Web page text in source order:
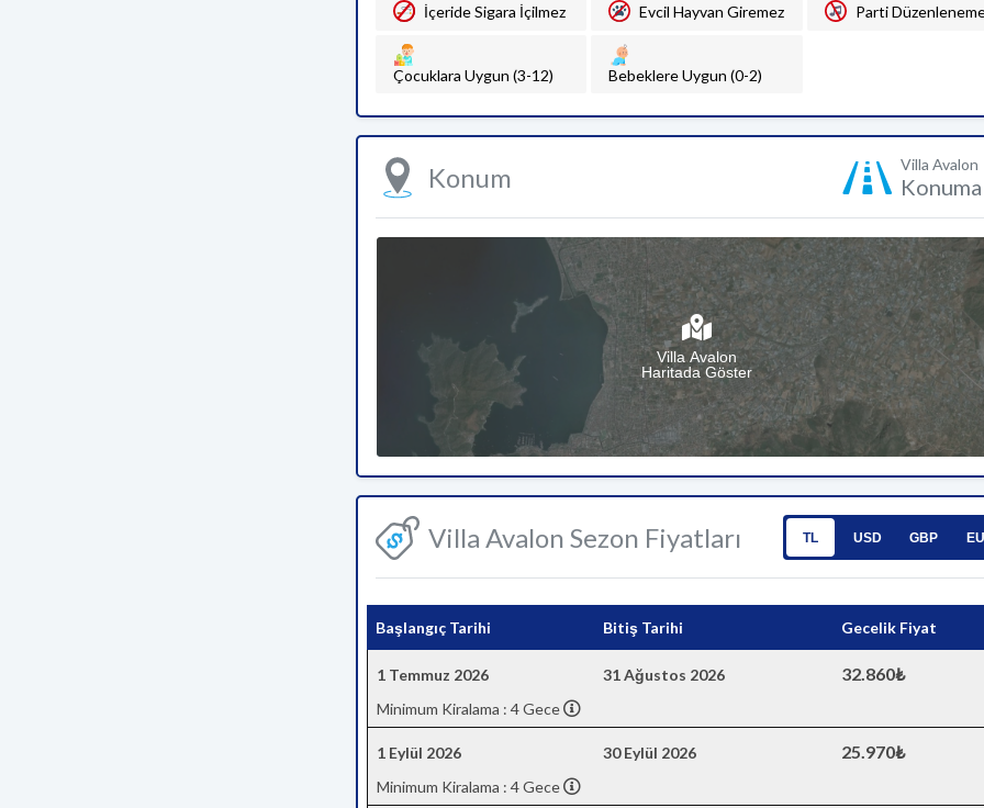
İçeride Sigara İçilmez Evcil Hayvan Giremez Parti
Çocuklara Uygun (3-12) Bebeklere Uygun (0-2)
Konum Villa Avalon
Villa Avalon
Haritada Göster
Villa Avalon Sezon Fiyatları TL USD GBP
Başlangıç Tarihi Bitiş Tarihi Gecelik Fiyat
1 Temmuz 2026 31 Ağustos 2026 32.860₺
Minimum Kiralama : 4 Gece
1 Eylül 2026 30 Eylül 2026 25.970₺
Minimum Kiralama : 4 Gece